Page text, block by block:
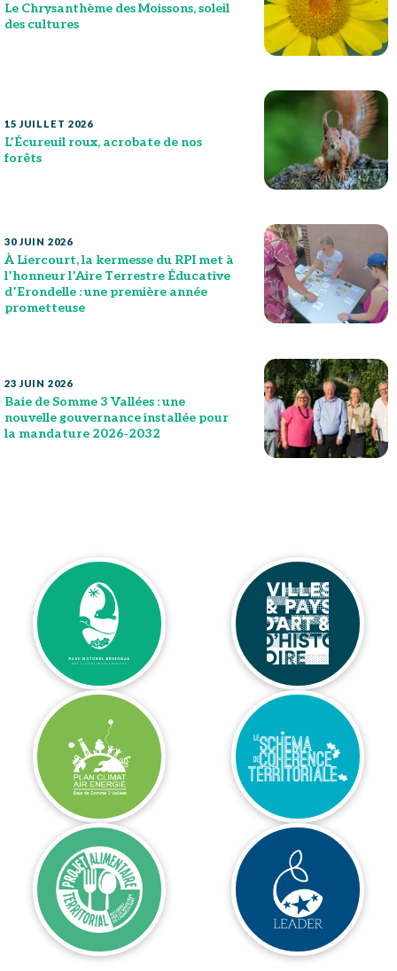
Le Chrysanthème des Moissons, soleil
des cultures
15 JUILLET 2026
L’Écureuil roux, acrobate de nos
forêts
30 JUIN 2026
À Liercourt, la kermesse du RPI met à
l’honneur l’Aire Terrestre Éducative
d’Erondelle : une première année
prometteuse
23 JUIN 2026
Baie de Somme 3 Vallées : une
nouvelle gouvernance installée pour
la mandature 2026‑2032